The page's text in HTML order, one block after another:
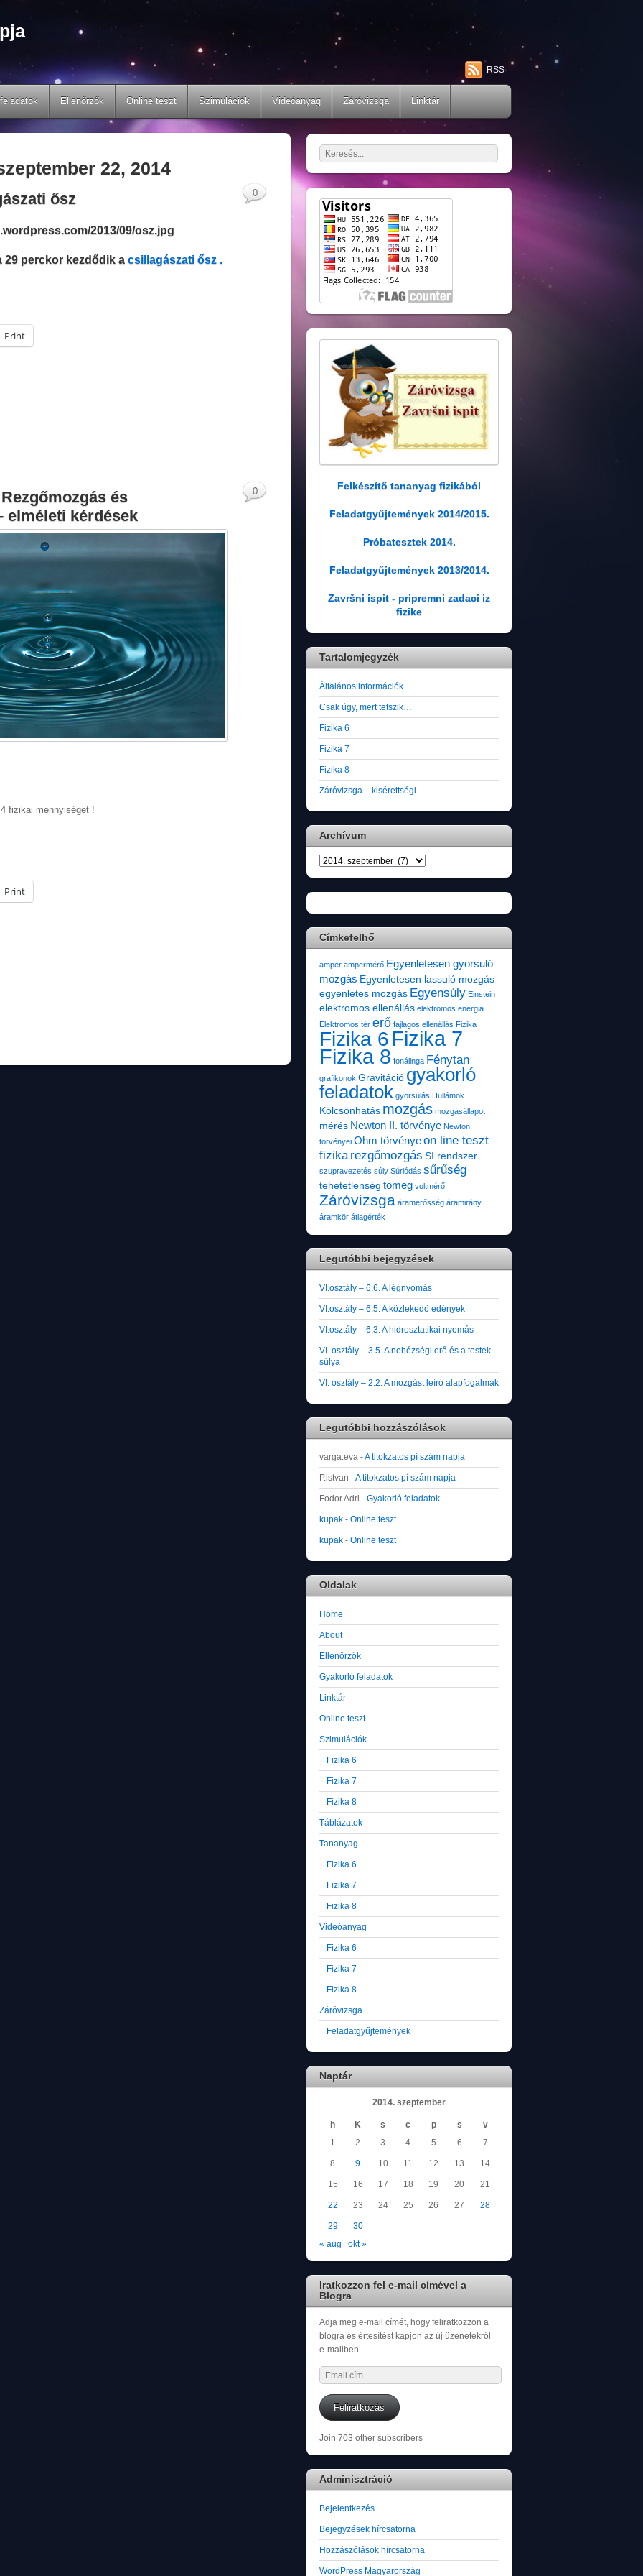
RSS
Ellenőrzők Online teszt Szimulációk Videóanyag Záróvizsga Linktár
22, 2014
ősz
29 perckor kezdődik a csillagászati ősz .
Print
0
és
elméleti kérdések
fizikai mennyiséget !
Print
0 Felkészítő tananyag fizikából
Feladatgyűjtemények 2014/2015.
Próbatesztek 2014.
Feladatgyűjtemények 2013/2014.
Završni ispit - pripremni zadaci iz
fizike
Tartalomjegyzék
Általános információk
Csak úgy, mert tetszik…
Fizika 6
Fizika 7
Fizika 8
Záróvizsga – kisérettségi
Archívum
Archívum
Címkefelhő
amper ampermérő Egyenletesen gyorsuló
mozgás Egyenletesen lassuló mozgás
egyenletes mozgás Egyensúly Einstein
elektromos ellenállás elektromos energia
Elektromos tér erő fajlagos ellenállás Fizika
Fizika 6Fizika 7
Fizika 8 fonálinga Fénytan
grafikonok Gravitáció gyakorló
feladatok gyorsulás Hullámok
Kölcsönhatás mozgás mozgásállapot
mérés Newton II. törvénye Newton
törvényei Ohm törvényeon line teszt
fizika rezgőmozgás SI rendszer
szupravezetés súly Súrlódás sűrűség
tehetetlenség tömeg voltmérő
Záróvizsga áramerősség áramirány
áramkör átlagérték
Legutóbbi bejegyzések
VI.osztály – 6.6. A légnyomás
VI.osztály – 6.5. A közlekedő edények
VI.osztály – 6.3. A hidrosztatikai nyomás
VI. osztály – 3.5. A nehézségi erő és a testek
súlya
VI. osztály – 2.2. A mozgást leíró alapfogalmak
Legutóbbi hozzászólások
varga.eva -A titokzatos pí szám napja
P.istvan -A titokzatos pí szám napja
Fodor.Adri - Gyakorló feladatok
kupak - Online teszt
kupak - Online teszt
Oldalak
Home
About
Ellenőrzők
Gyakorló feladatok
Linktár
Online teszt
Szimulációk
Fizika 6
Fizika 7
Fizika 8
Táblázatok
Tananyag
Fizika 6
Fizika 7
Fizika 8
Videóanyag
Fizika 6
Fizika 7
Fizika 8
Záróvizsga
Feladatgyűjtemények
Naptár
2014. szeptember
h K s c p s
v
1
2 3 4 5 6 7
8 9 10 11 12 13 14
15 16 17 18 19 20 21
22 23 24 25 26 27 28
29
30
« aug
okt »
Iratkozzon fel e-mail címével a
Blogra
Adja meg e-mail címét, hogy feliratkozzon a
blogra és értesítést kapjon az új üzenetekről
e-mailben.
Email
cím
Feliratkozás
Join 703 other subscribers
Adminisztráció
Bejelentkezés
Bejegyzések hírcsatorna
Hozzászólások hírcsatorna
WordPress Magyarország